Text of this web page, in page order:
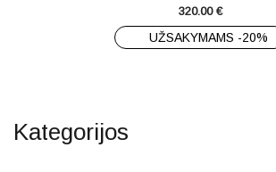
320.00 €
UŽSAKYMAMS -20%
Kategorijos